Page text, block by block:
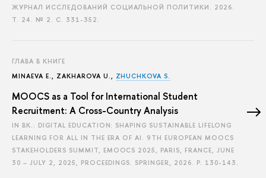
ЖУРНАЛ ИССЛЕДОВАНИЙ СОЦИАЛЬНОЙ ПОЛИТИКИ. 2026.
Т. 24. № 2. С. 331-352.
ГЛАВА В КНИГЕ
MINAEVA E.
ZAKHAROVA U. ZHUCHKOVA S.
MOOCS as a Tool for International Student
Recruitment: A Cross-Country Analysis
IN BK.: DIGITAL EDUCATION: SHAPING SUSTAINABLE LIFELONG
LEARNING FOR ALL IN THE ERA OF AI. 9TH EUROPEAN MOOCS
STAKEHOLDERS SUMMIT, EMOOCS 2025, PARIS, FRANCE, JUNE
30 – JULY 2, 2025, PROCEEDINGS. SPRINGER, 2026. P. 130-143.